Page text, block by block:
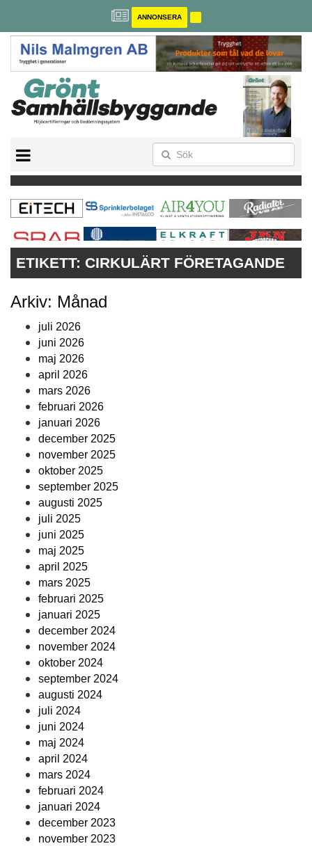
ANNONSERA
MILJÖBYGGNAD
NOLLCO2
CITYLAB
GREENBUILDING
ANNONSERA
ETIKETT: CIRKULÄRT FÖRETAGANDE
Arkiv: Månad
juli 2026
juni 2026
maj 2026
april 2026
mars 2026
februari 2026
januari 2026
december 2025
november 2025
oktober 2025
september 2025
augusti 2025
juli 2025
juni 2025
maj 2025
april 2025
mars 2025
februari 2025
januari 2025
december 2024
november 2024
oktober 2024
september 2024
augusti 2024
juli 2024
juni 2024
maj 2024
april 2024
mars 2024
februari 2024
januari 2024
december 2023
november 2023